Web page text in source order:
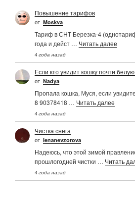
Повышение тарифов
от Moskva
Тариф в СНТ Березка-4
года и дейст … Читать далее
4 года назад
Если кто увидит кошку почти
от Nadya
Пропала кошка, Муся, если
8 90378418 … Читать далее
4 года назад
Чистка снега
от Ienanevzorova
Надеюсь, что этой зимой
прошлогодней чистки … Читать
4 года назад